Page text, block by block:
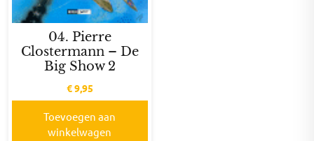
04. Pierre
Clostermann – De
Big Show 2
€9,95
Toevoegen aan
winkelwagen